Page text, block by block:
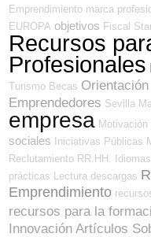
Emprendimiento marca
EUROPA objetivos Fiscal
Recursos
Profesionales
Turismo Becas Orientación
Emprendedores Sevilla
empresa Motivación
sociales
Iniciativas Públicas
Reclutamiento RR.HH.
Idiomas
prácticas
Lectura descargas
Emprendimiento
recursos para la
Innovación Artículos